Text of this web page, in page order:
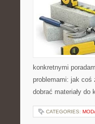
konkretnymi
problemami: jak coś
dobrać materiały do
CATEGORIES: